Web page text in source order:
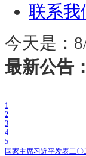
联系我
今天是：
最新公告：
1
2
3
4
5
国家主席习近平发表二〇